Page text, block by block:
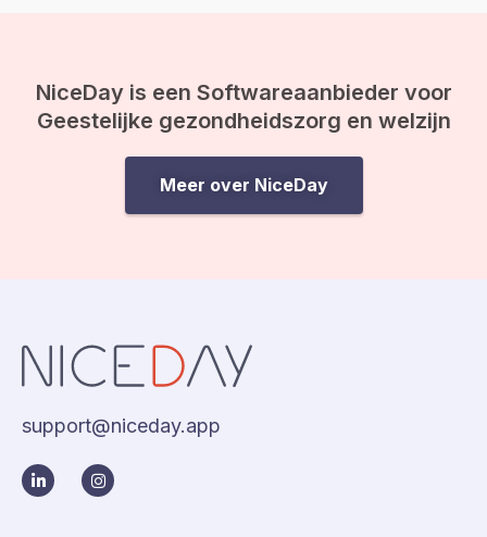
NiceDay is een Softwareaanbieder voor
Geestelijke gezondheidszorg en welzijn
Meer over NiceDay
support@niceday.app